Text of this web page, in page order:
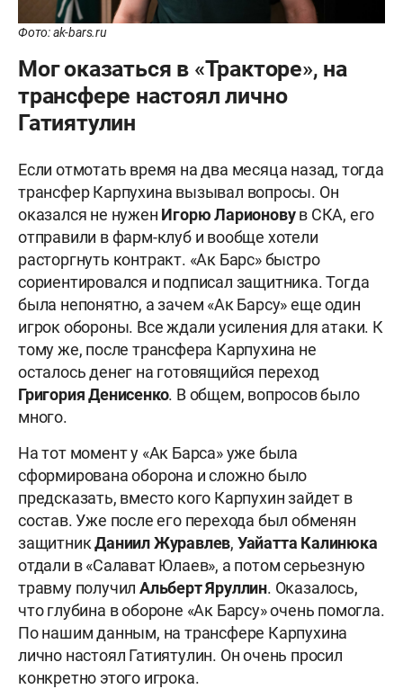
Фото: ak-bars.ru
Мог оказаться в «Тракторе», на
трансфере настоял лично
Гатиятулин
Если отмотать время на два месяца назад, тогда
трансфер Карпухина вызывал вопросы. Он
оказался не нужен Игорю Ларионовув СКА, его
отправили в фарм-клуб и вообще хотели
расторгнуть контракт. «Ак Барс» быстро
сориентировался и подписал защитника. Тогда
была непонятно, а зачем «Ак Барсу» еще один
игрок обороны. Все ждали усиления для атаки. К
тому же, после трансфера Карпухина не
осталось денег на готовящийся переход
Григория Денисенко. В общем, вопросов было
много.
На тот момент у «Ак Барса» уже была
сформирована оборона и сложно было
предсказать, вместо кого Карпухин зайдет в
состав. Уже после его перехода был обменян
защитникДаниил Журавлев, Уайатта Калинюка
отдали в «Салават Юлаев», а потом серьезную
травму получил Альберт Яруллин. Оказалось,
что глубина в обороне «Ак Барсу» очень помогла.
По нашим данным, на трансфере Карпухина
лично настоял Гатиятулин. Он очень просил
конкретно этого игрока.